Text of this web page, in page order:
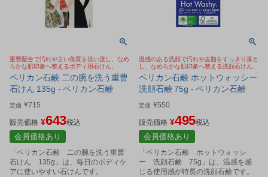
重曹配合で汚れや古い角質を洗い流し、なめ
らかな肌印象へ整えるボディ用石けん。
ペリカン石鹸 二の腕を洗う重曹
石けん 135g - ペリカン石鹸
定価 ¥715
販売価格 ¥643税込
会員価格あり
「ペリカン石鹸 二の腕を洗う重曹
石けん 135g」は、毎日のボディケ
アに使いやすい石けんです。
温感のある洗顔で汚れや皮脂をすっきり落と
し、なめらかな肌印象へ整える洗顔石けん。
ペリカン石鹸 ホットウォッシー
洗顔石鹸 75g - ペリカン石鹸
定価 ¥550
販売価格 ¥495税込
会員価格あり
「ペリカン石鹸 ホットウォッシ
ー 洗顔石鹸 75g」は、温感を感
じる使用感が特長の洗顔石鹸です。